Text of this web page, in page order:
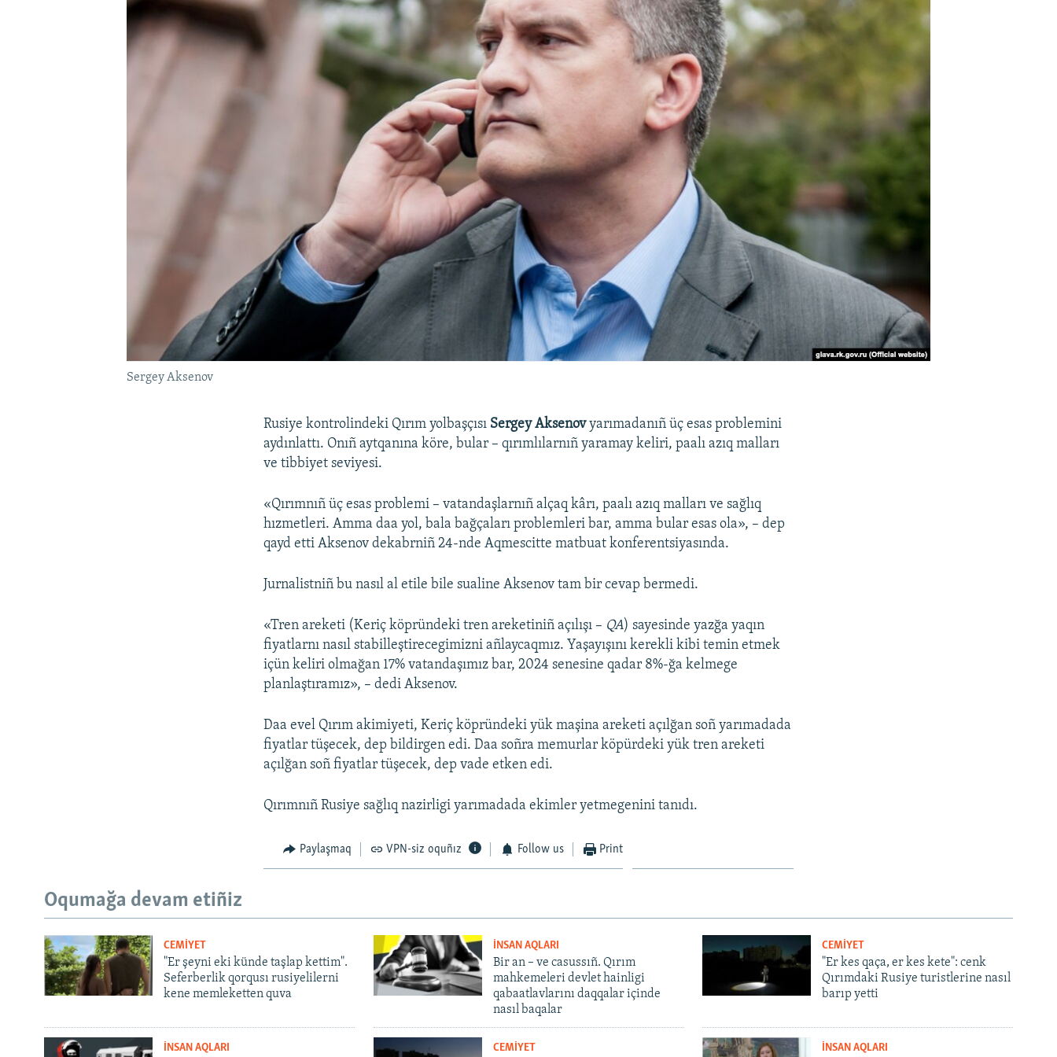
Sergey Aksenov
Rusiye kontrolindeki Qırım yolbaşçısı Sergey Aksenovyarımadanıñ üç esas problemini
aydınlattı. Onıñ aytqanına köre, bular – qırımlılarnıñ yaramay keliri, paalı azıq malları
ve tibbiyet seviyesi.
«Qırımnıñ üç esas problemi – vatandaşlarnıñ alçaq kârı, paalı azıq malları ve sağlıq
hızmetleri. Amma daa yol, bala bağçaları problemleri bar, amma bular esas ola», – dep
qayd etti Aksenov dekabrniñ 24-nde Aqmescitte matbuat konferentsiyasında.
Jurnalistniñ bu nasıl al etile bile sualine Aksenov tam bir cevap bermedi.
«Tren areketi (Keriç köpründeki tren areketiniñ açılışı – QA) sayesinde yazğa yaqın
fiyatlarnı nasıl stabilleştirecegimizni añlaycaqmız. Yaşayışını kerekli kibi temin etmek
içün keliri olmağan 17% vatandaşımız bar, 2024 senesine qadar 8%-ğa kelmege
planlaştıramız», – dedi Aksenov.
Daa evel Qırım akimiyeti, Keriç köpründeki yük maşina areketi açılğan soñ yarımadada
fiyatlar tüşecek, dep bildirgen edi. Daa soñra memurlar köpürdeki yük tren areketi
açılğan soñ fiyatlar tüşecek, dep vade etken edi.
Qırımnıñ Rusiye sağlıq nazirligi yarımadada ekimler yetmegenini tanıdı.
Paylaşmaq VPN-siz oquñız Follow us Print
Oqumağa devam etiñiz
CEMİYET
"Er şeyni eki künde taşlap kettim".
Seferberlik qorqusı rusiyelilerni
kene memleketten quva
İNSAN AQLARI
Bir an – ve casussıñ. Qırım
mahkemeleri devlet hainligi
qabaatlavlarını daqqalar içinde
nasıl baqalar
CEMİYET
"Er kes qaça, er kes kete": cenk
Qırımdaki Rusiye turistlerine nasıl
barıp yetti
İNSAN AQLARI CEMİYET İNSAN AQLARI